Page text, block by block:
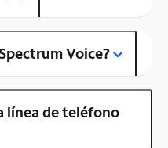
Voice?
línea de teléfono